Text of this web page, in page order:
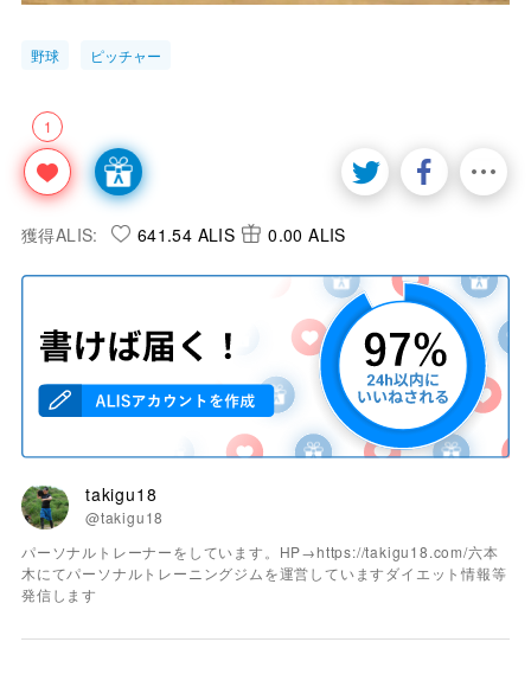
野球 ピッチャー
1
獲得ALIS: 641.54 ALIS 0.00 ALIS
takigu18
@takigu18
パーソナルトレーナーをしています。HP→https://takigu18.com/六本
木にてパーソナルトレーニングジムを運営していますダイエット情報等
発信します